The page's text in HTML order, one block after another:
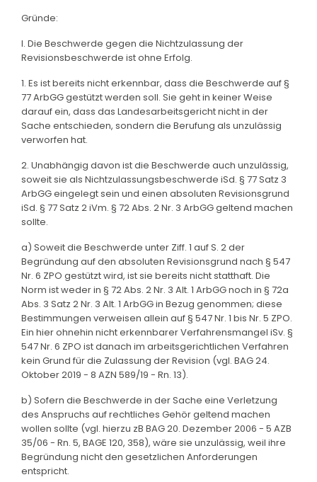
Gründe:
I. Die Beschwerde gegen die Nichtzulassung der
Revisionsbeschwerde ist ohne Erfolg.
1. Es ist bereits nicht erkennbar, dass die Beschwerde auf §
77 ArbGG gestützt werden soll. Sie geht in keiner Weise
darauf ein, dass das Landesarbeitsgericht nicht in der
Sache entschieden, sondern die Berufung als unzulässig
verworfen hat.
2. Unabhängig davon ist die Beschwerde auch unzulässig,
soweit sie als Nichtzulassungsbeschwerde iSd. § 77 Satz 3
ArbGG eingelegt sein und einen absoluten Revisionsgrund
iSd. § 77 Satz 2 iVm. § 72 Abs. 2 Nr. 3 ArbGG geltend machen
sollte.
a) Soweit die Beschwerde unter Ziff. 1 auf S. 2 der
Begründung auf den absoluten Revisionsgrund nach § 547
Nr. 6 ZPO gestützt wird, ist sie bereits nicht statthaft. Die
Norm ist weder in § 72 Abs. 2 Nr. 3 Alt. 1 ArbGG noch in § 72a
Abs. 3 Satz 2 Nr. 3 Alt. 1 ArbGG in Bezug genommen; diese
Bestimmungen verweisen allein auf § 547 Nr. 1 bis Nr. 5 ZPO.
Ein hier ohnehin nicht erkennbarer Verfahrensmangel iSv. §
547 Nr. 6 ZPO ist danach im arbeitsgerichtlichen Verfahren
kein Grund für die Zulassung der Revision (vgl. BAG 24.
Oktober 2019 - 8 AZN 589/19 - Rn. 13).
b) Sofern die Beschwerde in der Sache eine Verletzung
des Anspruchs auf rechtliches Gehör geltend machen
wollen sollte (vgl. hierzu zB BAG 20. Dezember 2006 - 5 AZB
35/06 - Rn. 5, BAGE 120, 358), wäre sie unzulässig, weil ihre
Begründung nicht den gesetzlichen Anforderungen
entspricht.